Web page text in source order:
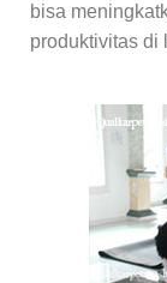
bisa
produktivitas di